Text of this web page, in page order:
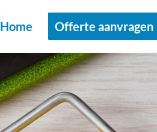
Home Offerte aanvragen